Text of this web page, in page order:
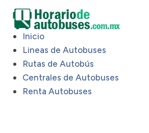
Inicio
Lineas de Autobuses
Rutas de Autobús
Centrales de Autobuses
Renta Autobuses